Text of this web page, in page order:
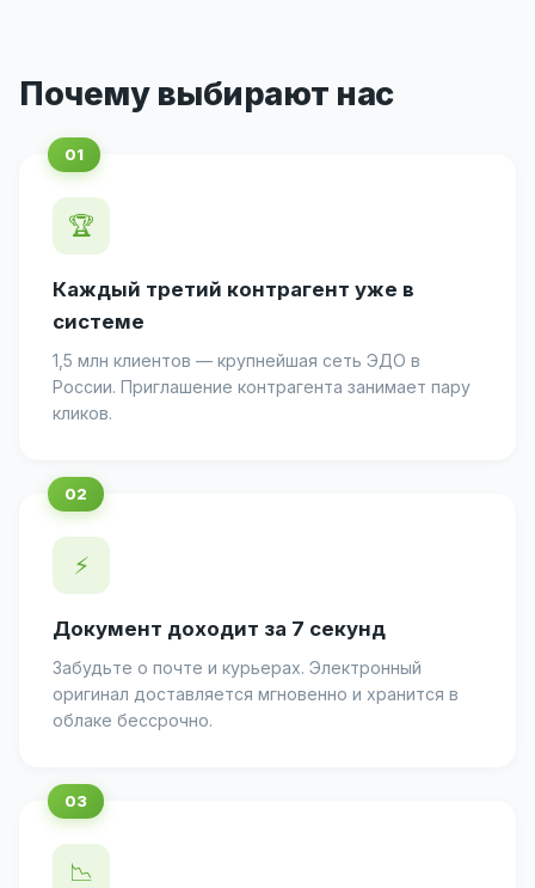
Почему выбирают нас
🏆
Каждый третий контрагент уже в
системе
1,5 млн клиентов — крупнейшая сеть ЭДО в
России. Приглашение контрагента занимает пару
кликов.
⚡
Документ доходит за 7 секунд
Забудьте о почте и курьерах. Электронный
оригинал доставляется мгновенно и хранится в
облаке бессрочно.
📉